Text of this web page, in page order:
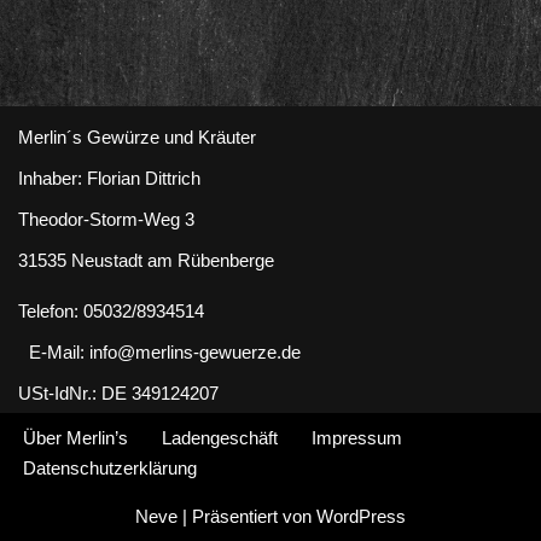
Merlin´s Gewürze und Kräuter
Inhaber: Florian Dittrich
Theodor-Storm-Weg 3
31535 Neustadt am Rübenberge
Telefon: 05032/8934514
E-Mail: info@merlins-gewuerze.de
USt-IdNr.: DE 349124207
Über Merlin’s Ladengeschäft
Impressum
Datenschutzerklärung
Neve | Präsentiert von WordPress